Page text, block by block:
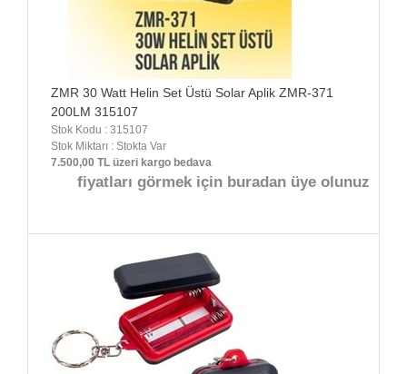
ZMR 30 Watt Helin Set Üstü Solar Aplik ZMR-371
200LM 315107
Stok Kodu : 315107
Stok Miktarı : Stokta Var
7.500,00 TL üzeri kargo bedava
fiyatları görmek için buradan üye olunuz